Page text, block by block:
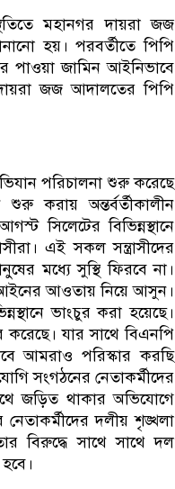
মহানগর দায়রা জজ
হয়। পরবর্তীতে পিপি
পাওয়া জামিন আইনিভাবে
জজ আদালতের পিপি
পরিচালনা শুরু করেছে
করায় অন্তর্বর্তীকালীন
সিলেটের বিভিন্নস্থানে
এই সকল সন্ত্রাসীদের
মধ্যে সুস্থি ফিরবে না।
আইনের আওতায় নিয়ে আসুন।
ভাংচুর করা হয়েছে।
করেছে। যার সাথে বিএনপি
আমরাও পরিস্কার করছি
সংগঠনের নেতাকর্মীদের
জড়িত থাকার অভিযোগে
দলীয় শৃঙ্খলা
বিরুদ্ধে সাথে সাথে দল